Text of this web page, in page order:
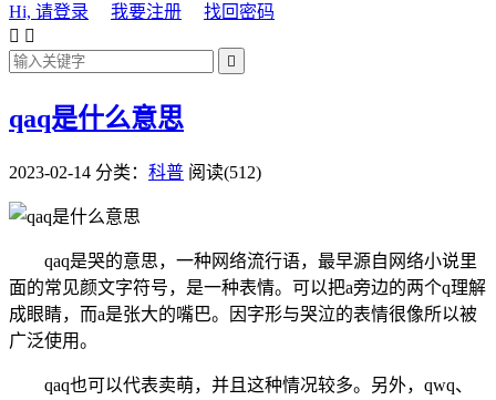
Hi, 请登录 我要注册
找回密码
 

qaq是什么意思
2023-02-14 分类： 科普 阅读(512)
qaq是哭的意思，一种网络流行语，最早源自网络小说里
面的常见颜文字符号，是一种表情。可以把a旁边的两个q理解
成眼睛，而a是张大的嘴巴。因字形与哭泣的表情很像所以被
广泛使用。
qaq也可以代表卖萌，并且这种情况较多。另外，qwq、